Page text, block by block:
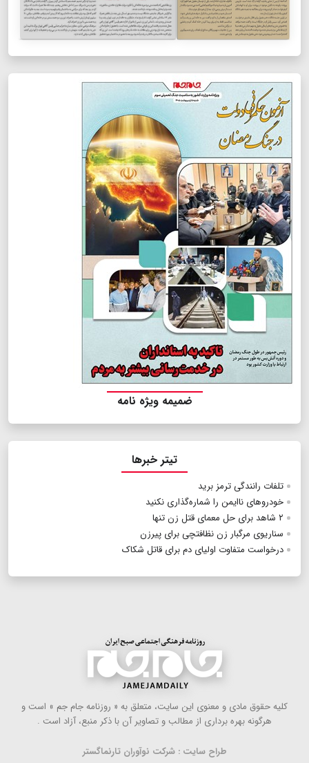
ضمیمه ویژه نامه
تیتر خبرها
تلفات رانندگی ترمز برید
خودروهای ناایمن را شماره‌گذاری نکنید
۲ شاهد برای حل معمای قتل زن تنها
سناریوی مرگبار زن نظافتچی برای پیرزن
درخواست متفاوت اولیای دم برای قاتل شکاک
كلیه حقوق مادی و معنوی این سایت، متعلق به « روزنامه جام جم » است و
هرگونه بهره ‌برداری از مطالب و تصاویر آن با ذكر منبع، آزاد است .
طراح سایت : شرکت نوآوران تارنماگستر